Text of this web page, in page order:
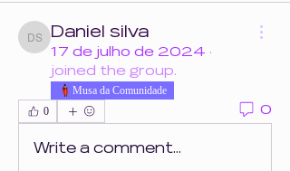
Daniel silva
Daniel silva
17 de julho de 2024 ·
joined the group.
Musa da Comunidade
0
0
Write a comment...